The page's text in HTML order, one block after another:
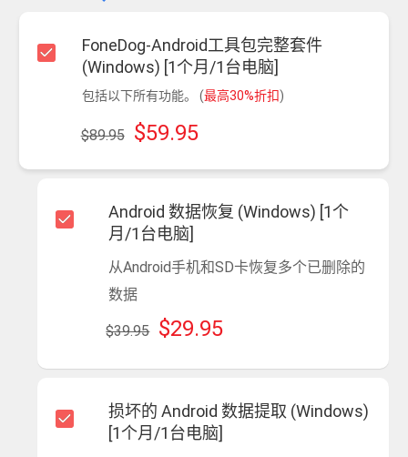
FoneDog-Android工具包完整套件
(Windows) [1个月/1台电脑]
包括以下所有功能。 (最高30%折扣)
$59.95
$89.95
Android 数据恢复 (Windows) [1个
月/1台电脑]
从Android手机和SD卡恢复多个已删除的
数据
$29.95
$39.95
损坏的 Android 数据提取 (Windows)
[1个月/1台电脑]